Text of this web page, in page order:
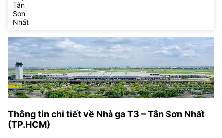
Tân
Sơn
Nhất
Thông tin chi tiết về Nhà ga T3 – Tân Sơn Nhất
(TP.HCM)